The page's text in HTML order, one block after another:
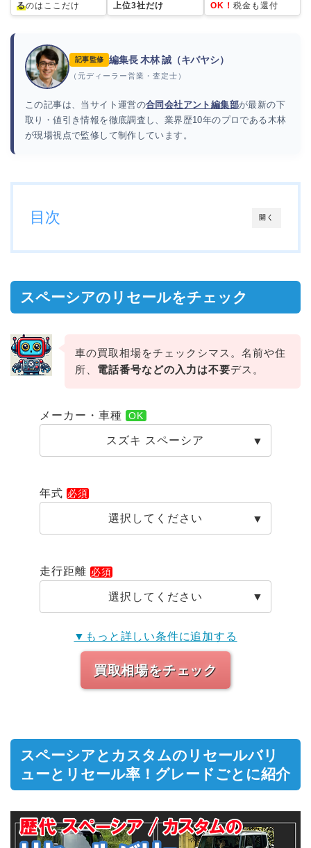
るのはここだけ
上位3社だけ
OK！ 税金も還付
記事監修 編集長 木林 誠（キバヤシ）
（元ディーラー営業・査定士）
この記事は、当サイト運営の合同会社アント編集部が最新の下
取り・値引き情報を徹底調査し、業界歴10年のプロである木林
が現場視点で監修して制作しています。
開く
目次
スペーシアのリセールをチェック
車の買取相場をチェックシマス。名前や住
所、 電話番号などの入力は不要デス。
メーカー・車種
スズキ スペーシア
年式
選択してください
走行距離
選択してください
▼もっと詳しい条件に追加する
買取相場をチェック
スペーシアとカスタムのリセールバリ
ューとリセール率！グレードごとに紹介